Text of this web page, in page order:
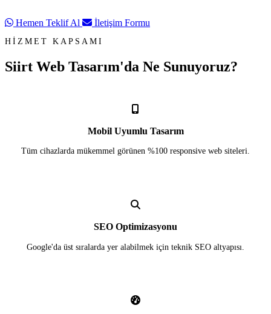
Hemen Teklif Al İletişim Formu
HİZMET KAPSAMI
Siirt Web Tasarım'da Ne Sunuyoruz?
Mobil Uyumlu Tasarım
Tüm cihazlarda mükemmel görünen %100 responsive web siteleri.
SEO Optimizasyonu
Google'da üst sıralarda yer alabilmek için teknik SEO altyapısı.